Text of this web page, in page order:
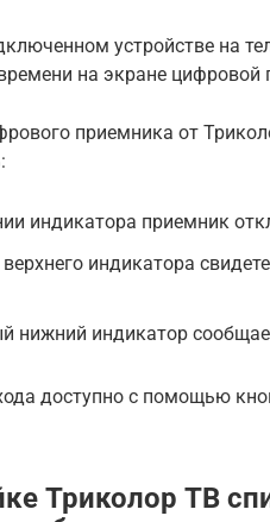
устройстве на
на экране
приемника от
индикатора приемник
индикатора
нижний индикатор
доступно с помощью
Триколор ТВ